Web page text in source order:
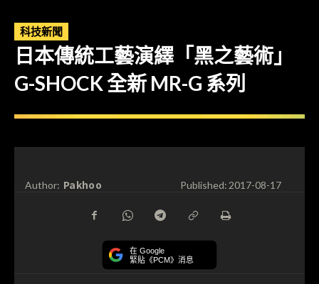
科技新聞
日本傳統工藝演繹「黑之藝術」
G-SHOCK 全新 MR-G 系列
Author: Pakhoo Published:2017-08-17
在 Google
緊貼《PCM》消息